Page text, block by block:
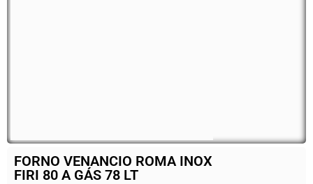
FORNO VENANCIO ROMA INOX
FIRI 80 A GÁS 78 LT